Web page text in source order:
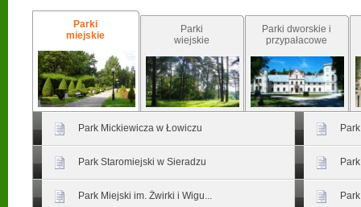
Parki
miejskie
Parki
wiejskie
Parki dworskie i
przypałacowe
Park Mickiewicza w Łowiczu
Park Staromiejski w Sieradzu
Park Miejski im. Żwirki i Wigu...